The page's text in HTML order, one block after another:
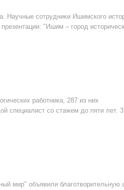
Научные сотрудники Ишимского
"Ишим – город
работника, 287 из них
специалист со стажем до пяти лет. 3
мир" объявили благотворительную